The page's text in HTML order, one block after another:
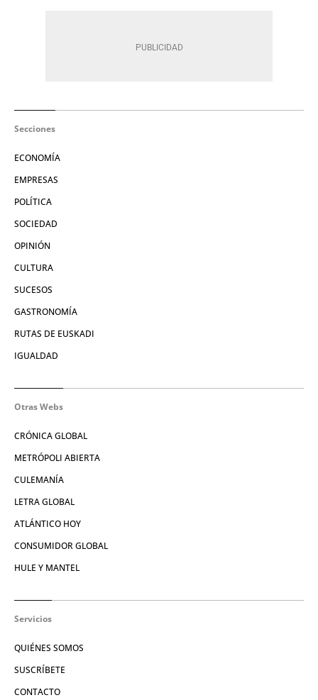
Secciones
ECONOMÍA
EMPRESAS
POLÍTICA
SOCIEDAD
OPINIÓN
CULTURA
SUCESOS
GASTRONOMÍA
RUTAS DE EUSKADI
IGUALDAD
Otras Webs
CRÓNICA GLOBAL
METRÓPOLI ABIERTA
CULEMANÍA
LETRA GLOBAL
ATLÁNTICO HOY
CONSUMIDOR GLOBAL
HULE Y MANTEL
Servicios
QUIÉNES SOMOS
SUSCRÍBETE
CONTACTO